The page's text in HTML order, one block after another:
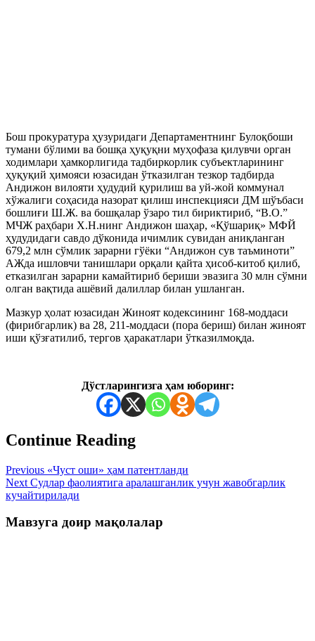
Бош прокуратура ҳузуридаги Департаментнинг Булоқбоши
тумани бўлими ва бошқа ҳуқуқни муҳофаза қилувчи орган
ходимлари ҳамкорлигида тадбиркорлик субъектларининг
ҳуқуқий ҳимояси юзасидан ўтказилган тезкор тадбирда
Андижон вилояти ҳудудий қурилиш ва уй-жой коммунал
хўжалиги соҳасида назорат қилиш инспекцияси ДМ шўъбаси
бошлиғи Ш.Ж. ва бошқалар ўзаро тил бириктириб, “В.О.”
МЧЖ раҳбари Х.Н.нинг Андижон шаҳар, «Қўшариқ» МФЙ
ҳудудидаги савдо дўконида ичимлик сувидан аниқланган
679,2 млн сўмлик зарарни гўёки “Андижон сув таъминоти”
АЖда ишловчи танишлари орқали қайта ҳисоб-китоб қилиб,
етказилган зарарни камайтириб бериши эвазига 30 млн сўмни
олган вақтида ашёвий далиллар билан ушланган.
Мазкур ҳолат юзасидан Жиноят кодексининг 168-моддаси
(фирибгарлик) ва 28, 211-моддаси (пора бериш) билан жиноят
иши қўзғатилиб, тергов ҳаракатлари ўтказилмоқда.
Дўстларингизга ҳам юборинг:
Continue Reading
Previous «Чуст оши» ҳам патентланди
Next Судлар фаолиятига аралашганлик учун жавобгарлик
кучайтирилади
Мавзуга доир мақолалар